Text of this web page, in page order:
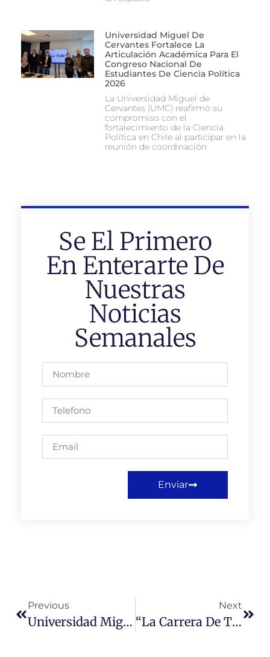
Universidad Miguel De
Cervantes Fortalece La
Articulación Académica Para El
Congreso Nacional De
Estudiantes De Ciencia Política
2026
La Universidad Miguel de
Cervantes (UMC) reafirmó su
compromiso con el
fortalecimiento de la Ciencia
Política en Chile al participar en la
reunión de coordinación
Se El Primero
En Enterarte De
Nuestras
Noticias
Semanales
Enviar
Previous
Universidad Miguel De Cervantes Y Policía De Investigaciones De Chile Se Comprometen Al Trabajo Conjunto
Next
“La Carrera De Trabajo Social Es Fundamental En Términos De Derechos Humanos”